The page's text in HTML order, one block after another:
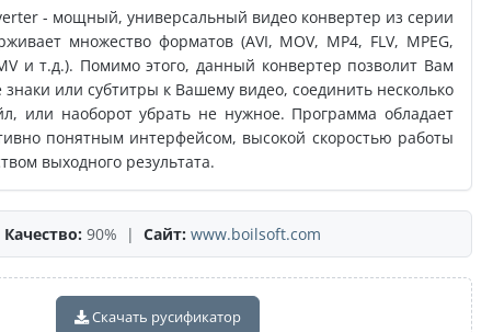
- мощный, универсальный видео конвертер из серии
множество форматов (AVI, MOV, MP4, FLV, MPEG,
и т.д.). Помимо этого, данный конвертер позволит Вам
или субтитры к Вашему видео, соединить несколько
или наоборот убрать не нужное. Программа обладает
понятным интерфейсом, высокой скоростью работы
выходного результата.
Качество: 90% | Сайт: www.boilsoft.com
Скачать русификатор